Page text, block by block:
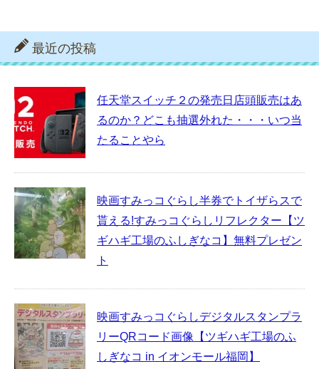
最近の投稿
任天堂スイッチ２の発売日店頭販売はあ
るのか？どこも抽選外れた・・・いつ当
たることやら
映画すみっコぐらし半券でトイザらスで
貰える!すみっコぐらしリフレクター【ツ
ギハギ工場のふしぎなコ】無料プレゼン
ト
映画すみっコぐらしデジタルスタンプラ
リーQRコード画像【ツギハギ工場のふ
しぎなコ in イオンモール福岡】